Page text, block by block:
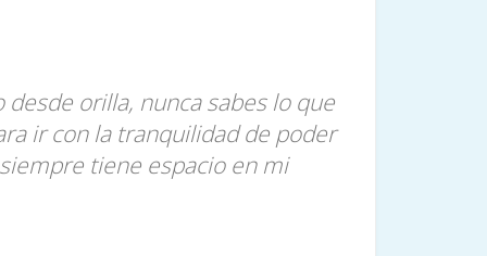
orilla, nunca sabes lo que
ir con la tranquilidad de poder
tiene espacio en mi